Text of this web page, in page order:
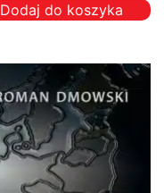
Dodaj do koszyka